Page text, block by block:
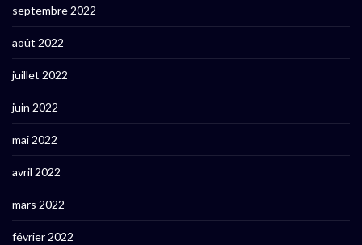
septembre 2022
août 2022
juillet 2022
juin 2022
mai 2022
avril 2022
mars 2022
février 2022